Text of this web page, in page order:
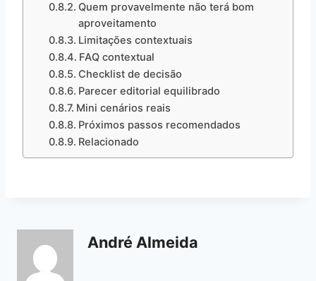
Quem provavelmente não terá bom
aproveitamento
Limitações contextuais
FAQ contextual
Checklist de decisão
Parecer editorial equilibrado
Mini cenários reais
Próximos passos recomendados
Relacionado
André Almeida